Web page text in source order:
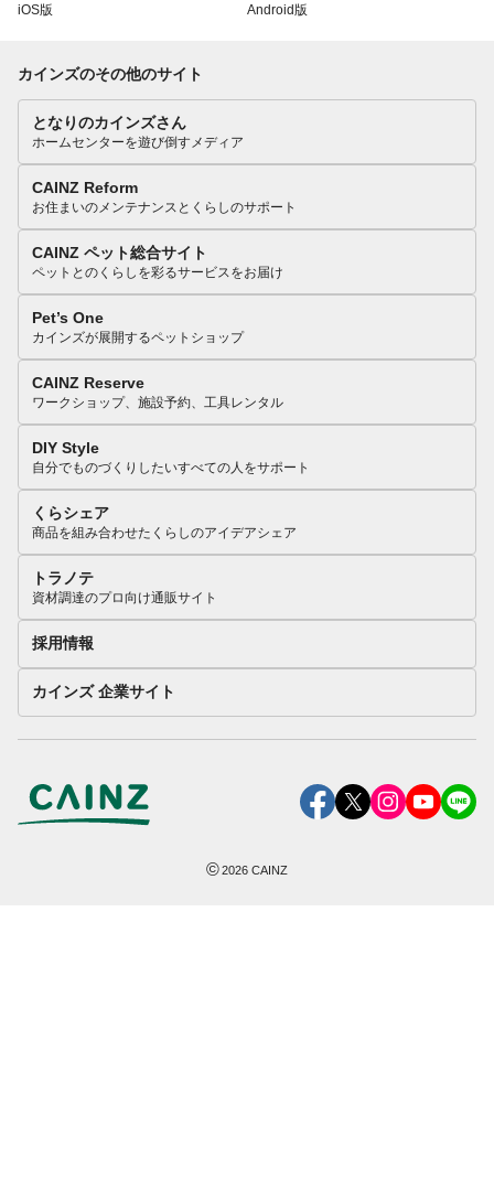
iOS版 Android版
カインズのその他のサイト
となりのカインズさん
ホームセンターを遊び倒すメディア
CAINZ Reform
お住まいのメンテナンスとくらしのサポート
CAINZ ペット総合サイト
ペットとのくらしを彩るサービスをお届け
Pet’s One
カインズが展開するペットショップ
CAINZ Reserve
ワークショップ、施設予約、工具レンタル
DIY Style
自分でものづくりしたいすべての人をサポート
くらシェア
商品を組み合わせたくらしのアイデアシェア
トラノテ
資材調達のプロ向け通販サイト
採用情報
カインズ 企業サイト
©2026 CAINZ